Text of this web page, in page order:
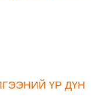
ҮР ДҮН